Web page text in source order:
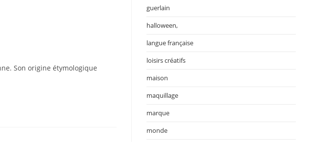
Son origine étymologique
guerlain
halloween,
langue française
loisirs créatifs
maison
maquillage
marque
monde